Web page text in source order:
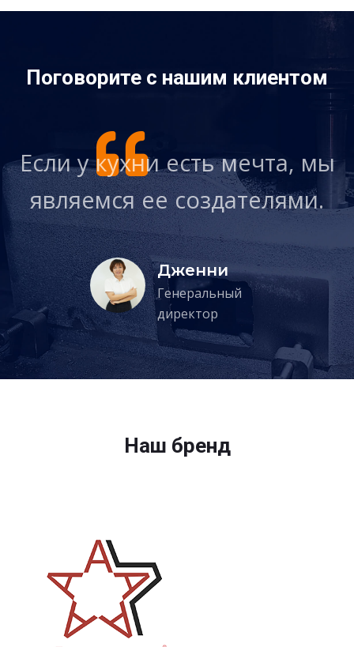
Поговорите с нашим клиентом
Если у кухни есть мечта, мы
являемся ее создателями.
Дженни
Генеральный
директор
Наш бренд